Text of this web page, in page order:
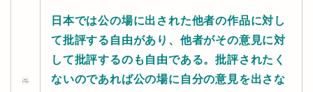
日本では公の場に出された他者の作品に対し
て批評する自由があり、他者がその意見に対
して批評するのも自由である。批評されたく
ないのであれば公の場に自分の意見を出さな